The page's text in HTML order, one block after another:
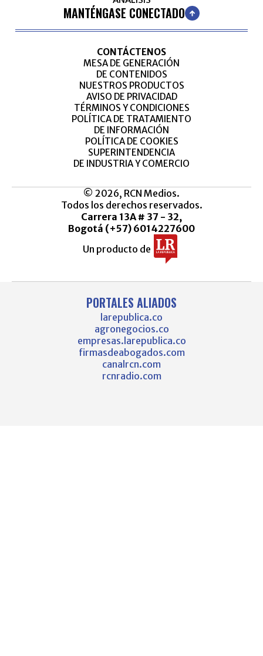
MANTÉNGASE CONECTADO
CONTÁCTENOS
MESA DE GENERACIÓN
DE CONTENIDOS
NUESTROS PRODUCTOS
AVISO DE PRIVACIDAD
TÉRMINOS Y CONDICIONES
POLÍTICA DE TRATAMIENTO
DE INFORMACIÓN
POLÍTICA DE COOKIES
SUPERINTENDENCIA
DE INDUSTRIA Y COMERCIO
© 2026, RCN Medios.
Todos los derechos reservados.
Carrera 13A # 37 - 32,
Bogotá (+57) 6014227600
Un producto de
PORTALES ALIADOS
larepublica.co
agronegocios.co
empresas.larepublica.co
firmasdeabogados.com
canalrcn.com
rcnradio.com